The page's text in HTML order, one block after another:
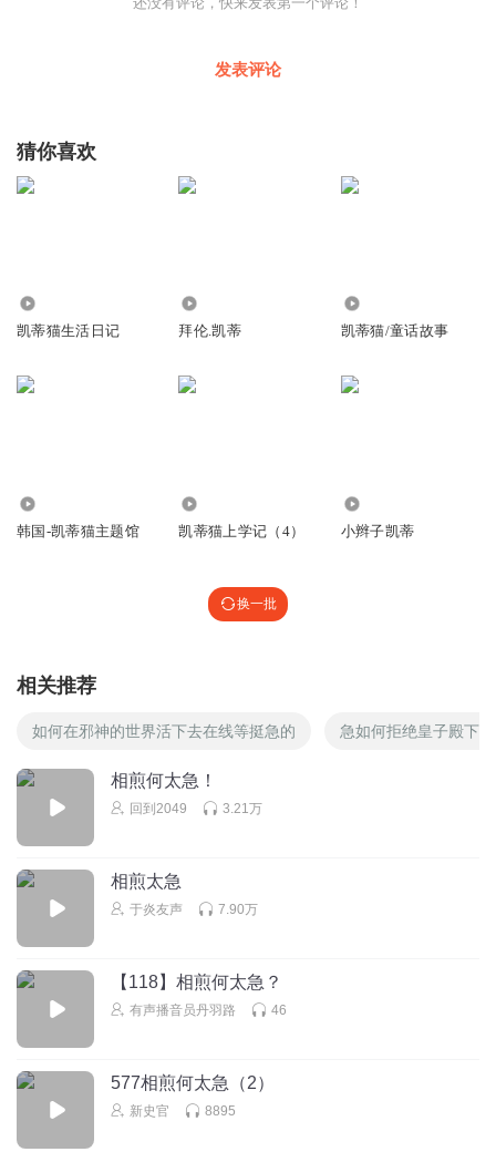
发表评论
猜你喜欢
凯蒂猫生活日记 拜伦.凯蒂 凯蒂猫/童话故事
韩国-凯蒂猫主题馆 凯蒂猫上学记（4） 小辫子凯蒂
换一批
相关推荐
如何在邪神的世界活下去在线等挺急的 急如何拒绝皇子殿下
相煎何太急！
回到2049 3.21万
相煎太急
于炎友声 7.90万
【118】相煎何太急？
有声播音员丹羽路 46
577相煎何太急（2）
新史官 8895